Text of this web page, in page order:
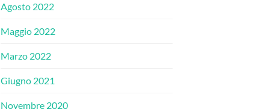
Agosto 2022
Maggio 2022
Marzo 2022
Giugno 2021
Novembre 2020